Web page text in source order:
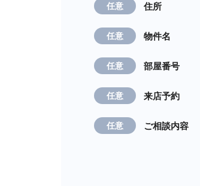
任意 住所
任意 物件名
任意 部屋番号
任意 来店予約
任意 ご相談内容